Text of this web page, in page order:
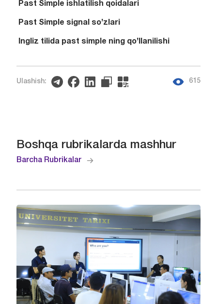
Past Simple ishlatilish qoidalari
Past Simple signal so’zlari
Ingliz tilida past simple ning qo’llanilishi
Ulashish: 615
Boshqa rubrikalarda mashhur
Barcha Rubrikalar